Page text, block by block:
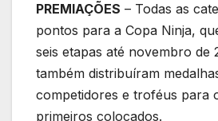
PREMIAÇÕES – Todas as
pontos para a Copa Ninja,
seis etapas até novembro de
também distribuíram
competidores e troféus para
primeiros colocados.